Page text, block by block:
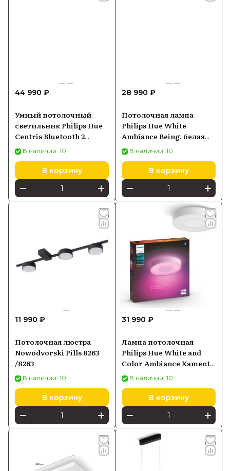
44 990 ₽
Умный потолочный
светильник Philips Hue
Centris Bluetooth 2
лампы
белый(915005928301)
В наличии: 10
В корзину
28 990 ₽
Потолочная лампа
Philips Hue White
Ambiance Being, белая
(3261031P6)
В наличии: 10
В корзину
11 990 ₽
Потолочная люстра
Nowodvorski Pills 8263
/8263
В наличии: 10
В корзину
31 990 ₽
Лампа потолочная
Philips Hue White and
Color Ambiance Xamento
M, белая (915005997801)
В наличии: 10
В корзину